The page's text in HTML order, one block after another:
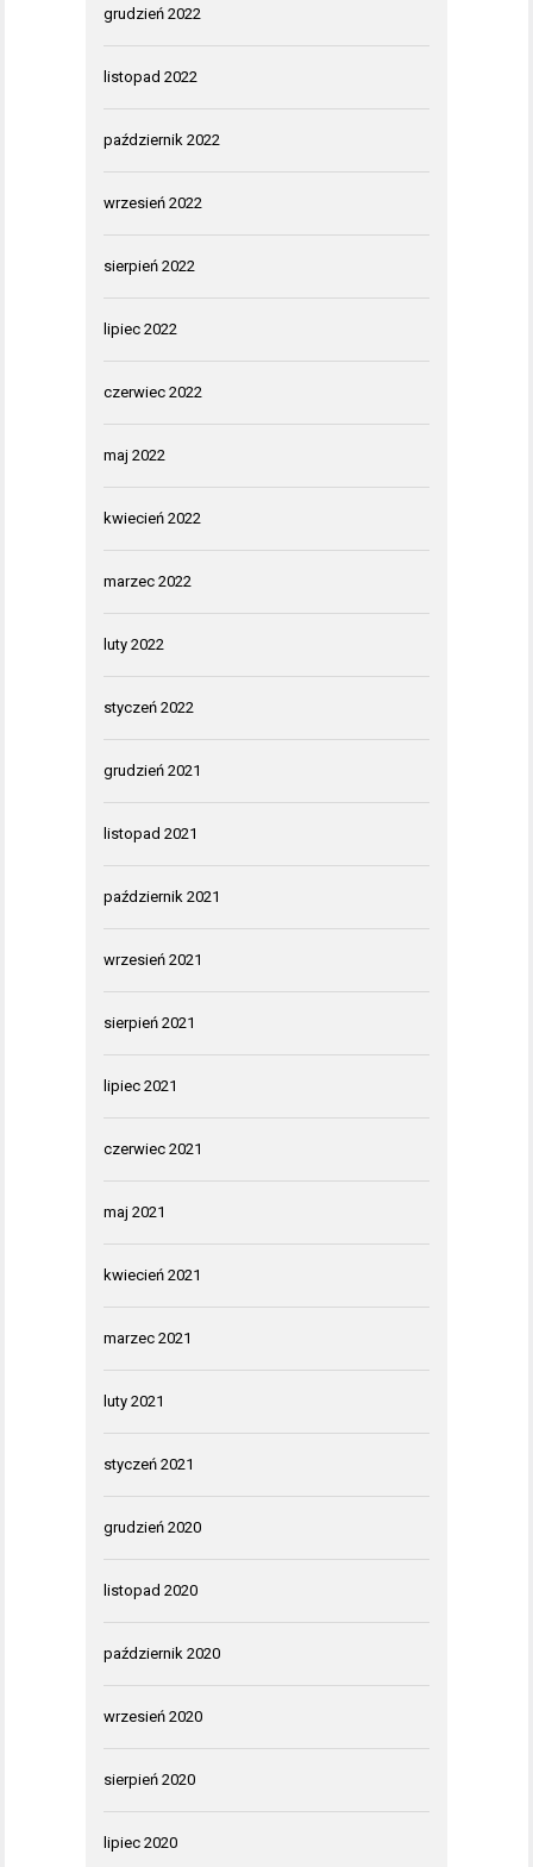
grudzień 2022
listopad 2022
październik 2022
wrzesień 2022
sierpień 2022
lipiec 2022
czerwiec 2022
maj 2022
kwiecień 2022
marzec 2022
luty 2022
styczeń 2022
grudzień 2021
listopad 2021
październik 2021
wrzesień 2021
sierpień 2021
lipiec 2021
czerwiec 2021
maj 2021
kwiecień 2021
marzec 2021
luty 2021
styczeń 2021
grudzień 2020
listopad 2020
październik 2020
wrzesień 2020
sierpień 2020
lipiec 2020